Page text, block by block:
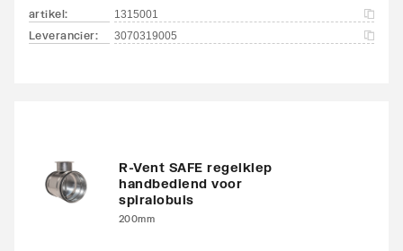
artikel: 1315001
Leverancier: 3070319005
R-Vent SAFE regelklep
handbediend voor
spiralobuis
200mm